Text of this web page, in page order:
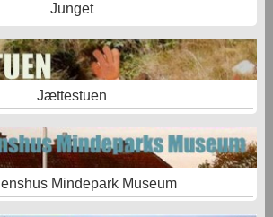
Junget
Jættestuen
Mindepark Museum